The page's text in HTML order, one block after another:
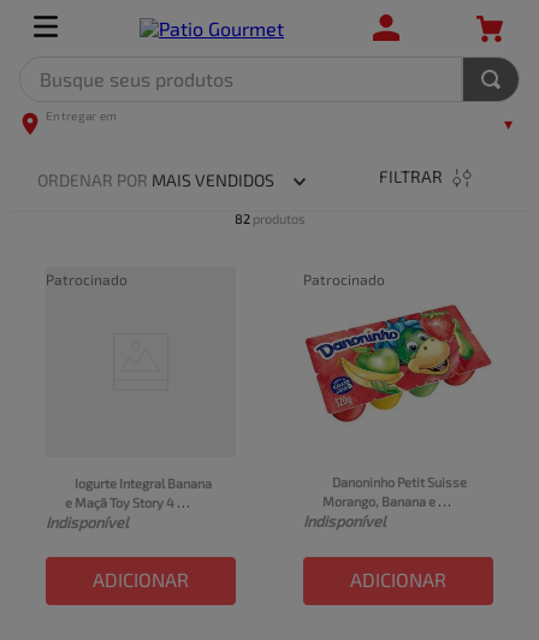
ORDENAR POR MAIS VENDIDOS FILTRAR
82 produtos
Patrocinado
Iogurte Integral Banana
e Maçã Toy Story 4
Danoninho Frasco 100g
Indisponível
ADICIONAR
Patrocinado
Danoninho Petit Suisse
Morango, Banana e
Maçã-Verde 320g 8
Indisponível
ADICIONAR
TERMOS MAIS BUSCADOS
4º
arroz